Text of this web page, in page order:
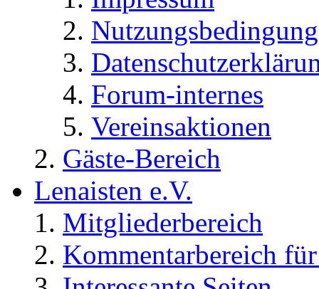
Forum-internes
Vereinsaktionen
Gäste-Bereich
Lenaisten e.V.
Mitgliederbereich
Kommentarbereich